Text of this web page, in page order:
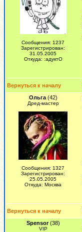
Сообщения: 1237
Зарегистрирован:
31.05.2005
Откуда: :адуктО
Вернуться к началу
Ольга(42)
Дред-мастер
Сообщения: 1327
Зарегистрирован:
25.05.2005
Откуда: Москва
Вернуться к началу
Spensor(38)
VIP